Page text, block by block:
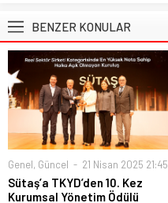
BENZER KONULAR
Genel, Güncel 21 Nisan 2025 21:45
Sütaş’a TKYD’den 10. Kez
Kurumsal Yönetim Ödülü